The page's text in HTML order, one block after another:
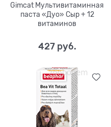
Gimcat Мультивитаминная
паста «Дуо» Сыр + 12
витаминов
427 руб.